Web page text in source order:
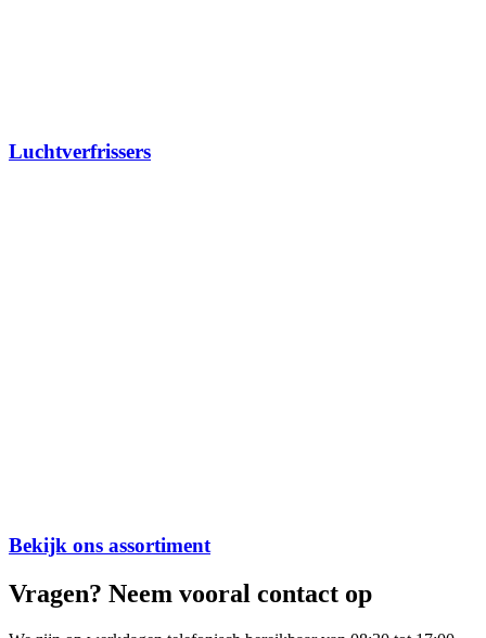
Luchtverfrissers
Bekijk ons assortiment
Vragen? Neem vooral contact op